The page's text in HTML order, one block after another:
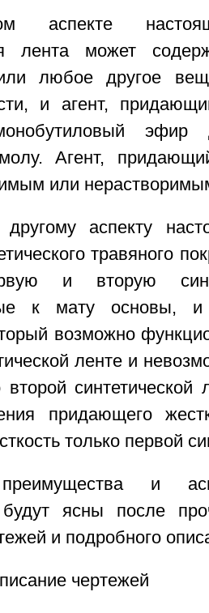
аспекте
лента может
любое другое
и агент,
эфир
Агент,
или
другому аспекту
травяного
и вторую
к мату основы,
возможно
ленте и
второй синтетической
придающего
только первой
и
будут ясны после
и подробного
чертежей